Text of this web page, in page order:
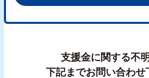
支援金に関する不
下記までお問い合わせ